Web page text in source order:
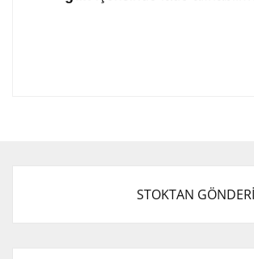
Ürün açıklamasında eksik bilgiler
STOKTAN